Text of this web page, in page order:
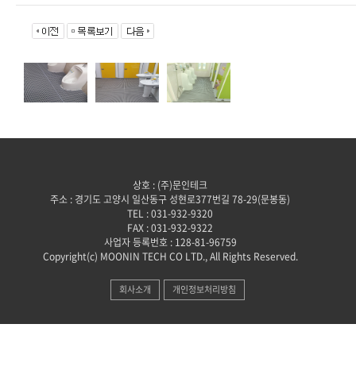
상호 : (주)문인테크
주소 : 경기도 고양시 일산동구 성현로377번길 78-29(문봉동)
TEL : 031-932-9320
FAX : 031-932-9322
사업자 등록번호 : 128-81-96759
Copyright(c) MOONIN TECH CO LTD., All Rights Reserved.
회사소개 개인정보처리방침